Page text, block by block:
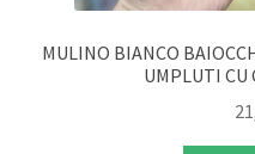
MULINO BIANCO
UMPLUTI CU